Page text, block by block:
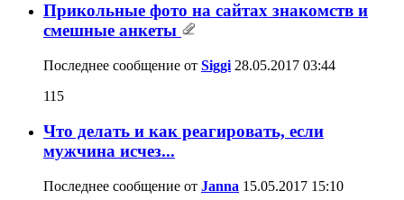
Прикольные фото на сайтах знакомств и
смешные анкеты
Последнее сообщение от Siggi 28.05.2017 03:44
115
Что делать и как реагировать, если
мужчина исчез...
Последнее сообщение от Janna 15.05.2017 15:10